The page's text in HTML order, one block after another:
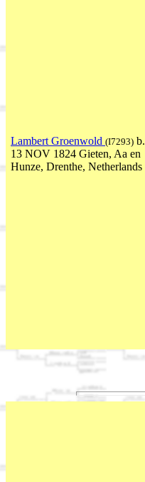
Lambert Groenwold (I7293) b.
13 NOV 1824 Gieten, Aa en
Hunze, Drenthe, Netherlands